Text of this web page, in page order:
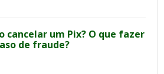
cancelar um Pix? O que fazer
de fraude?